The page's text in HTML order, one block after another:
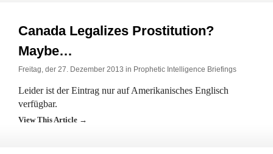
Canada Legalizes Prostitution?
Maybe…
Freitag, der 27. Dezember 2013 in Prophetic Intelligence Briefings
Leider ist der Eintrag nur auf Amerikanisches Englisch
verfügbar.
View This Article →